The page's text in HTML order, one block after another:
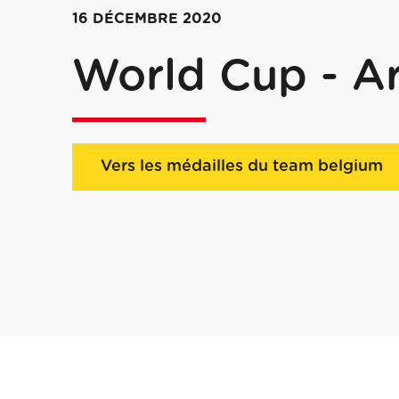
16 DÉCEMBRE 2020
World Cup -
Vers les médailles du team belgium